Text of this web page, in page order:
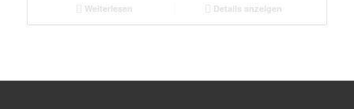
Weiterlesen Details anzeigen